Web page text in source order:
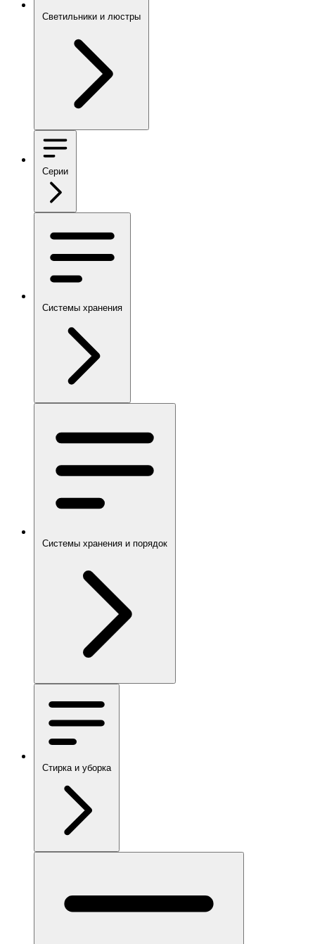
Светильники и люстры
Серии
Системы хранения
Системы хранения и порядок
Стирка и уборка